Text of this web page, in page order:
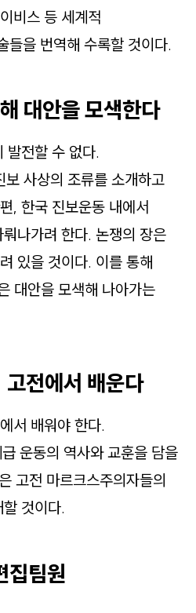
비스 등 세계적
들을 번역해 수록할 것이다.
대안을 모색한다
발전할 수 없다.
보 사상의 조류를 소개하고
, 한국 진보운동 내에서
나가려 한다. 논쟁의 장은
있을 것이다. 이를 통해
대안을 모색해 나아가는
전에서 배운다
서 배워야 한다.
급 운동의 역사와 교훈을 담을
고전 마르크스주의자들의
것이다.
집팀원